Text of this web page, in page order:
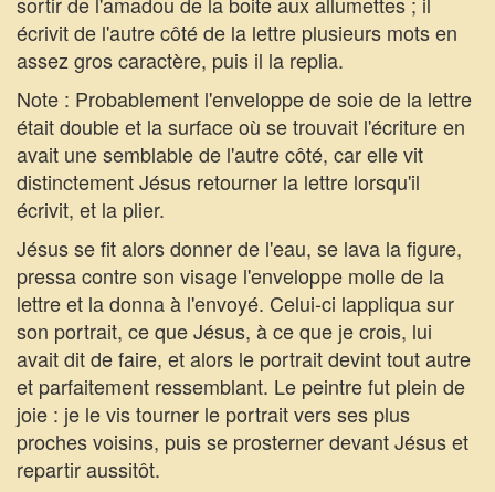
écrivit de l'autre côté de la lettre plusieurs mots en
assez gros caractère, puis il la replia.
Note : Probablement l'enveloppe de soie de la lettre
était double et la surface où se trouvait l'écriture en
avait une semblable de l'autre côté, car elle vit
distinctement Jésus retourner la lettre lorsqu'il
écrivit, et la plier.
Jésus se fit alors donner de l'eau, se lava la figure,
pressa contre son visage l'enveloppe molle de la
lettre et la donna à l'envoyé. Celui-ci lappliqua sur
son portrait, ce que Jésus, à ce que je crois, lui
avait dit de faire, et alors le portrait devint tout autre
et parfaitement ressemblant. Le peintre fut plein de
joie : je le vis tourner le portrait vers ses plus
proches voisins, puis se prosterner devant Jésus et
repartir aussitôt.